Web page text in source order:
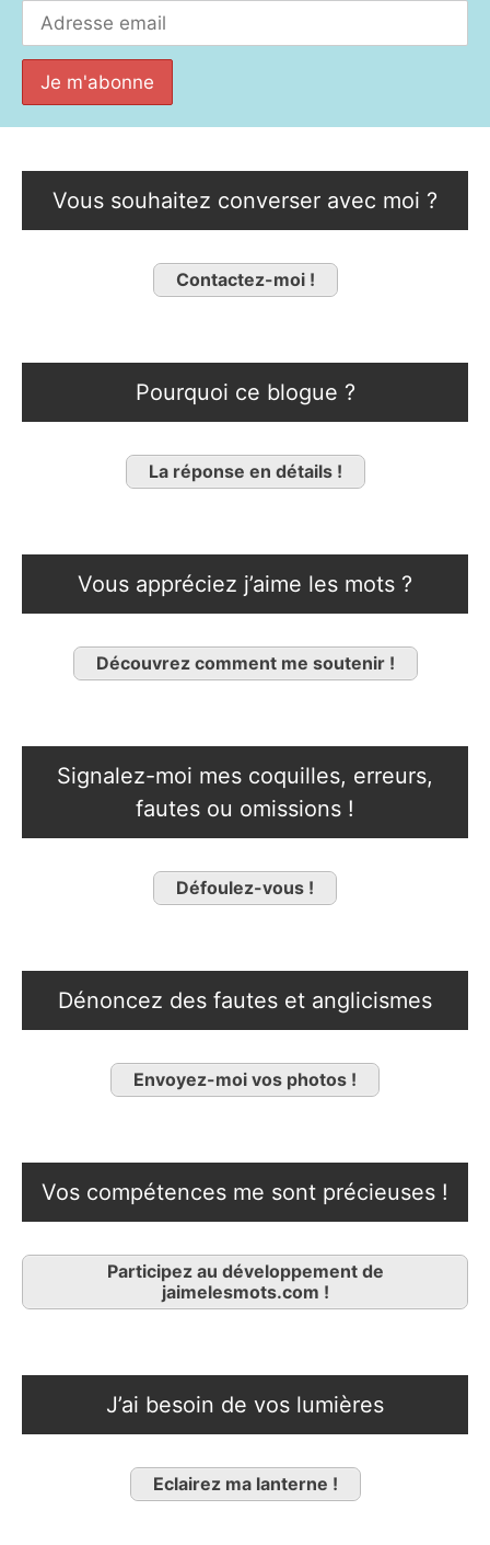
Vous souhaitez converser avec moi ?
Contactez-moi !
Pourquoi ce blogue ?
La réponse en détails !
Vous appréciez j’aime les mots ?
Découvrez comment me soutenir !
Signalez-moi mes coquilles, erreurs,
fautes ou omissions !
Défoulez-vous !
Dénoncez des fautes et anglicismes
Envoyez-moi vos photos !
Vos compétences me sont précieuses !
Participez au développement de
jaimelesmots.com !
J’ai besoin de vos lumières
Eclairez ma lanterne !